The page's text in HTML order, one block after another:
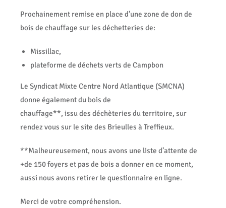
Prochainement remise en place d’une zone de don de
bois de chauffage sur les déchetteries de:
Missillac,
plateforme de déchets verts de Campbon
Le Syndicat Mixte Centre Nord Atlantique (SMCNA)
donne également du bois de
chauffage**, issu des déchèteries du territoire, sur
rendez vous sur le site des Brieulles à Treffieux.
**Malheureusement, nous avons une liste d’attente de
+de 150 foyers et pas de bois a donner en ce moment,
aussi nous avons retirer le questionnaire en ligne.
Merci de votre compréhension.